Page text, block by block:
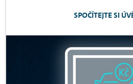
SPOČÍTEJTE SI